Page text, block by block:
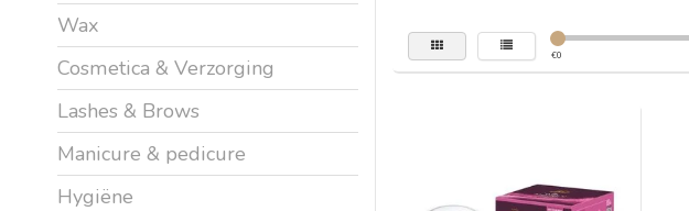
Wax
Cosmetica & Verzorging
Lashes & Brows
Manicure & pedicure
Hygiëne
€0